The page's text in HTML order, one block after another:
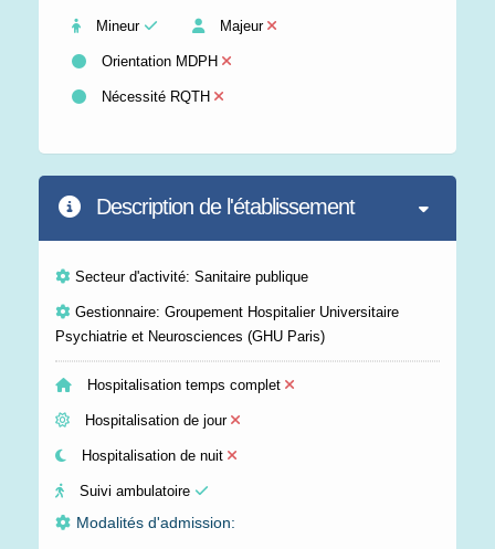
Mineur Majeur
Orientation MDPH
Nécessité RQTH
Description de l'établissement
Secteur d'activité: Sanitaire publique
Gestionnaire: Groupement Hospitalier Universitaire
Psychiatrie et Neurosciences (GHU Paris)
Hospitalisation temps complet
Hospitalisation de jour
Hospitalisation de nuit
Suivi ambulatoire
Modalités d'admission: